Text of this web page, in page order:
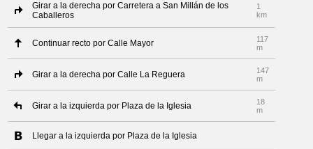
Girar a la derecha por Carretera a San Millán de los
Caballeros
1
km
Continuar recto por Calle Mayor
117
m
Girar a la derecha por Calle La Reguera
147
m
Girar a la izquierda por Plaza de la Iglesia
18
m
Llegar a la izquierda por Plaza de la Iglesia